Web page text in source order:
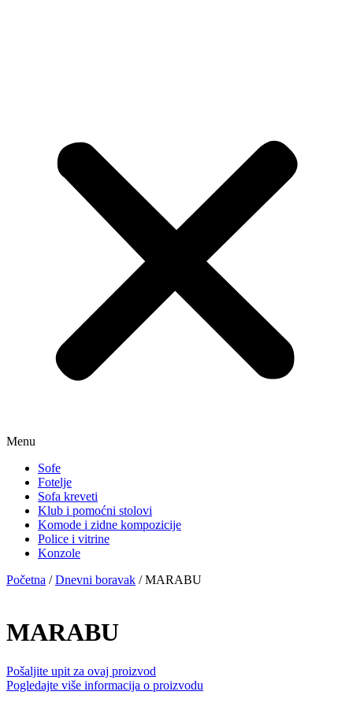
Menu
Sofe
Fotelje
Sofa kreveti
Klub i pomoćni stolovi
Komode i zidne kompozicije
Police i vitrine
Konzole
Početna /Dnevni boravak / MARABU
MARABU
Pošaljite upit za ovaj proizvod
Pogledajte više informacija o proizvodu